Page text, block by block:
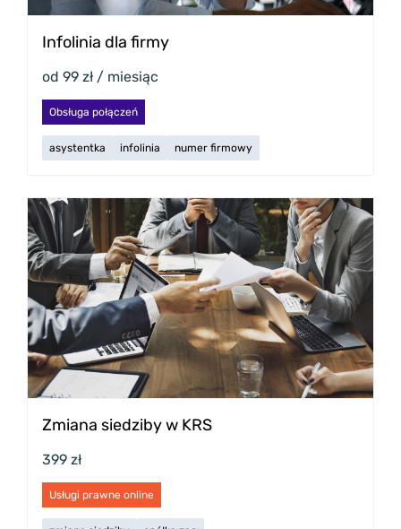
Infolinia dla firmy
od 99 zł / miesiąc
Obsługa połączeń
asystentka infolinia numer firmowy
Zmiana siedziby w KRS
399 zł
Usługi prawne online